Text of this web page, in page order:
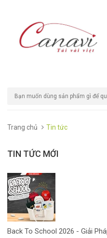
Trang chủ Tin tức
TIN TỨC MỚI
Back To School 2026 - Giải